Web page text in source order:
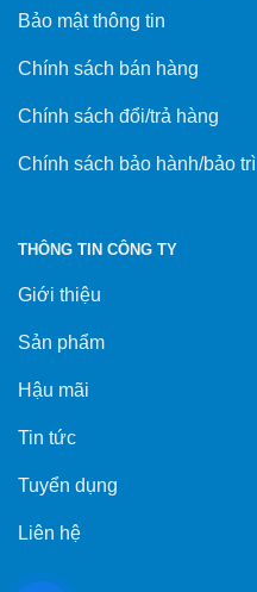
Bảo mật thông tin
Chính sách bán hàng
Chính sách đổi/trả hàng
Chính sách bảo hành/bảo trì
THÔNG TIN CÔNG TY
Giới thiệu
Sản phẩm
Hậu mãi
Tin tức
Tuyển dụng
Liên hệ